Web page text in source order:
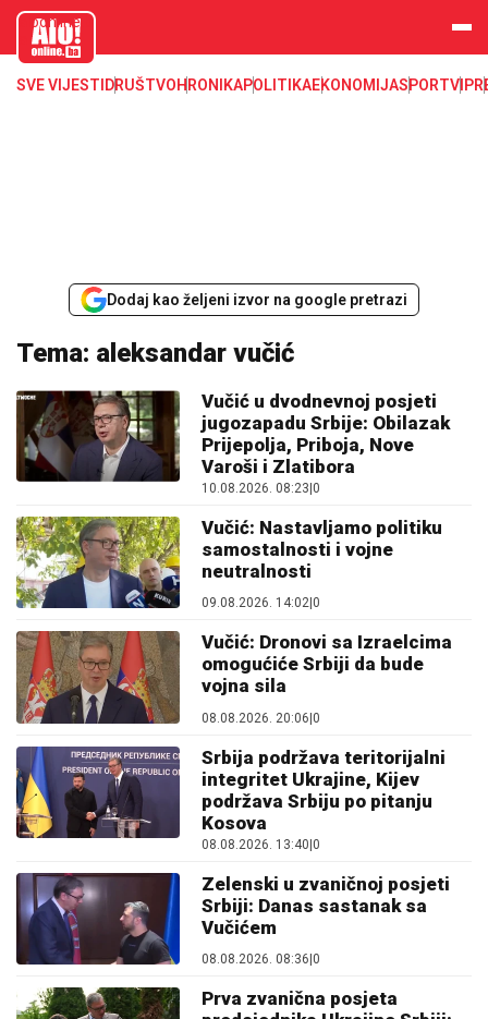
aloonline.b
SVE VIJESTI DRUŠTVOHRONIKAPOLITIKAEKONOMIJASPORTVIP
Dodaj kao željeni izvor na google pretrazi
Tema: aleksandar vučić
Vučić u dvodnevnoj posjeti
jugozapadu Srbije: Obilazak
Prijepolja, Priboja, Nove
Varoši i Zlatibora
10.08.2026. 08:23 0
Vučić: Nastavljamo politiku
samostalnosti i vojne
neutralnosti
09.08.2026. 14:02 0
Vučić: Dronovi sa Izraelcima
omogućiće Srbiji da bude
vojna sila
08.08.2026. 20:06|0
Srbija podržava teritorijalni
integritet Ukrajine, Kijev
podržava Srbiju po pitanju
Kosova
08.08.2026. 13:40|0
Zelenski u zvaničnoj posjeti
Srbiji: Danas sastanak sa
Vučićem
08.08.2026. 08:36|0
Prva zvanična posjeta